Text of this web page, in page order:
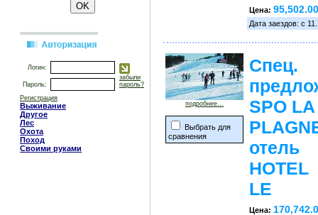
Логин:
Пароль:
забыли
пароль?
Регистрация
Выживание
Другое
Лес
Охота
Поход
Своими руками
Цена:
Дата заездов: с
подробнее...
Выбрать для
сравнения
Спец.
SPO LA
отель
HOTEL
LE
Цена: